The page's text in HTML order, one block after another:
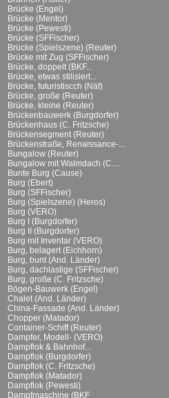
Brücke (Engel)
Brücke (Mentor)
Brücke (Pewesti)
Brücke (SFFischer)
Brücke (Spielszene) (Reuter)
Brücke mit Zug (SFFischer)
Brücke, doppelt (BKF...
Brücke, etwas stilisiert...
Brücke, futuristiscch (Näf)
Brücke, große (Reuter)
Brücke, kleine (Reuter)
Brückenbauwerk (Burgdorfer)
Brückenhaus (C. Fritzsche)
Brückensegment (Reuter)
Brückenstraße, Renaissance-...
Bungalow (Reuter)
Bungalow mit Walmdach (C....
Bunte Burg (Cause)
Burg (Ebert)
Burg (SFFischer)
Burg (Spielszene) (Heros)
Burg (VERO)
Burg I (Burgdorfer)
Burg II (Burgdorfer)
Burg mit Inventar (VERO)
Burg, belagert (Eichhorn)
Burg, bunt (And. Länder)
Burg, dachlastige (SFFischer)
Burg, große (C. Fritzsche)
Bögen-Bauwerk (Engel)
Chalet (And. Länder)
China-Fassade (And. Länder)
Chopper (Matador)
Container-Schiff (Reuter)
Dampfer, Modell- (VERO)
Dampflok & Bahnhof...
Dampflok (Burgdorfer)
Dampflok (C. Fritzsche)
Dampflok (Matador)
Dampflok (Pewesti)
Dampfmaschine (BKF